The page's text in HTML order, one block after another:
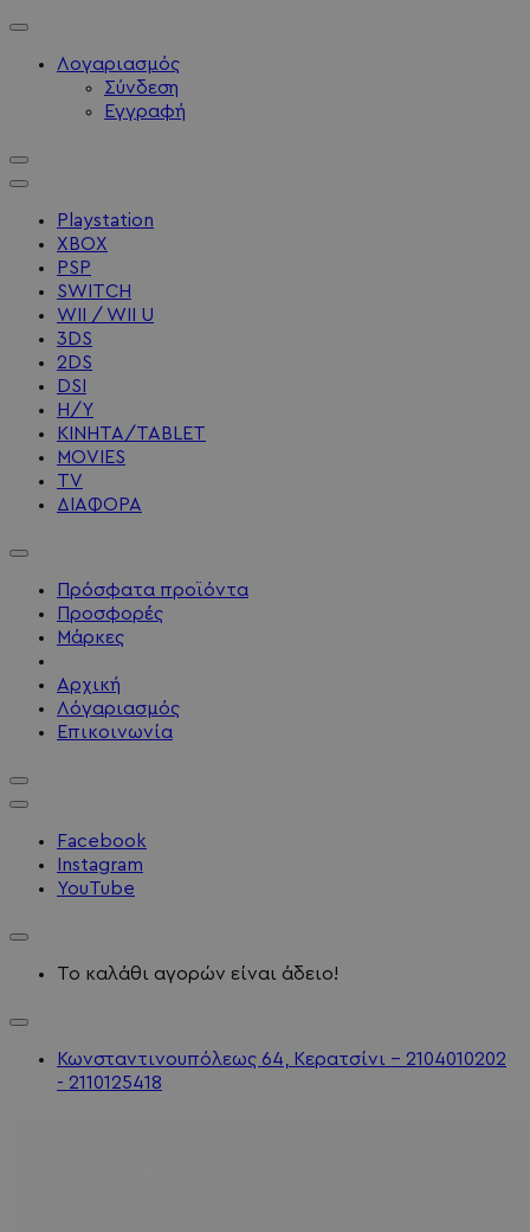
Λογαριασμός
Σύνδεση
Εγγραφή
Playstation
XBOX
PSP
SWITCH
WII / WII U
3DS
2DS
DSI
Η/Υ
ΚΙΝΗΤΑ/TABLET
MOVIES
TV
ΔΙΑΦΟΡΑ
Πρόσφατα προϊόντα
Προσφορές
Μάρκες
Αρχική
Λόγαριασμός
Επικοινωνία
Facebook
Instagram
YouTube
Το καλάθι αγορών είναι άδειο!
Κωνσταντινουπόλεως 64, Κερατσίνι - 2104010202
- 2110125418